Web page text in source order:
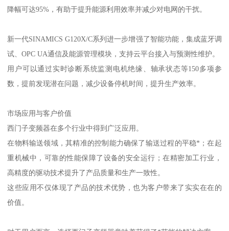
降幅可达95%，有助于提升能源利用效率并减少对电网的干扰。
新一代SINAMICS G120X/C系列进一步增强了智能功能，集成蓝牙调
试、OPC UA通信及能源管理模块，支持云平台接入与预测性维护。
用户可以通过实时诊断系统监测电机绝缘、轴承状态等150多项参
数，提前发现潜在问题，减少设备停机时间，提升生产效率。
市场应用与客户价值
西门子变频器在多个行业中得到广泛应用。
在物料输送领域，其精准的控制能力确保了输送过程的平稳*；在起
重机械中，可靠的性能保障了设备的安全运行；在精密加工行业，
高精度的驱动技术提升了产品质量和生产一致性。
这些应用不仅体现了产品的技术优势，也为客户带来了实实在在的
价值。